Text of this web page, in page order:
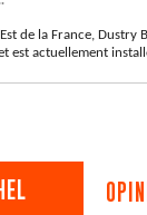
de la France, Dustry
est actuellement